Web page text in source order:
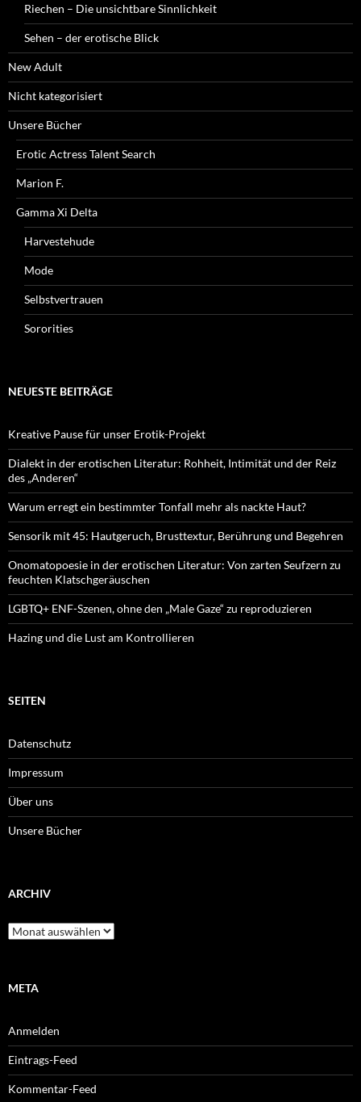
Riechen – Die unsichtbare Sinnlichkeit
Sehen – der erotische Blick
New Adult
Nicht kategorisiert
Unsere Bücher
Erotic Actress Talent Search
Marion F.
Gamma Xi Delta
Harvestehude
Mode
Selbstvertrauen
Sororities
NEUESTE BEITRÄGE
Kreative Pause für unser Erotik-Projekt
Dialekt in der erotischen Literatur: Rohheit, Intimität und der Reiz
des „Anderen“
Warum erregt ein bestimmter Tonfall mehr als nackte Haut?
Sensorik mit 45: Hautgeruch, Brusttextur, Berührung und Begehren
Onomatopoesie in der erotischen Literatur: Von zarten Seufzern zu
feuchten Klatschgeräuschen
LGBTQ+ ENF-Szenen, ohne den „Male Gaze“ zu reproduzieren
Hazing und die Lust am Kontrollieren
SEITEN
Datenschutz
Impressum
Über uns
Unsere Bücher
ARCHIV
Archiv
META
Anmelden
Eintrags-Feed
Kommentar-Feed